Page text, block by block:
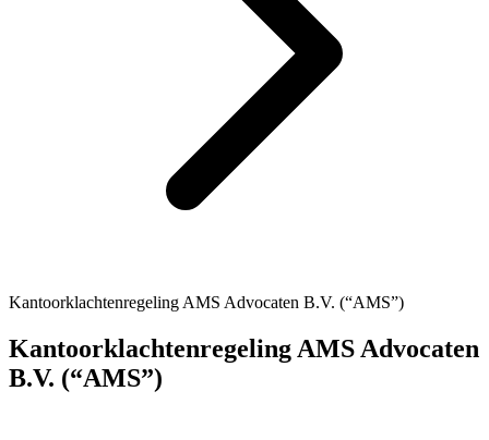
Kantoorklachtenregeling AMS Advocaten B.V. (“AMS”)
Kantoorklachtenregeling AMS Advocaten
B.V. (“AMS”)